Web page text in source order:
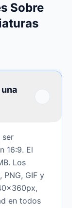
Sobre
ser
16:9. El
Los
GIF y
en todos